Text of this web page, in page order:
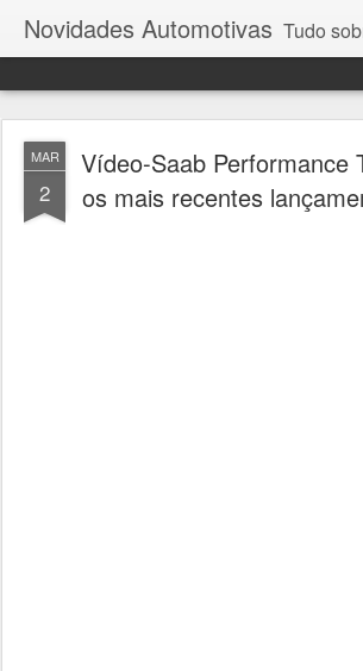
Novidades Automotivas Tudo sobre
MAR
2
Vídeo-Saab Performance
os mais recentes